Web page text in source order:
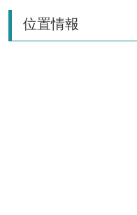
位置情報